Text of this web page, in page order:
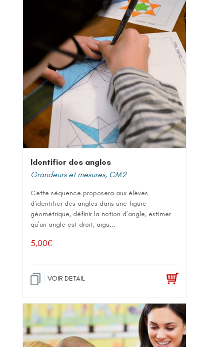
Identifier des angles
Grandeurs et mesures, CM2
Cette séquence proposera aux élèves
d'identifier des angles dans une figure
géométrique, définir la notion d’angle, estimer
qu’un angle est droit, aigu...
5,00€
VOIR DETAIL